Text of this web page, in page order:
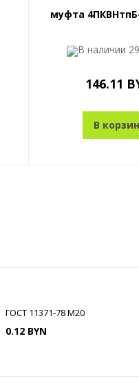
муфта
В наличии
146.11
В
ГОСТ 11371-78 М20
0.12 BYN